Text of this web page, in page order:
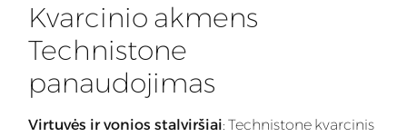
Kvarcinio akmens
Technistone
panaudojimas
Virtuvės ir vonios stalviršiai: Technistone kvarcinis